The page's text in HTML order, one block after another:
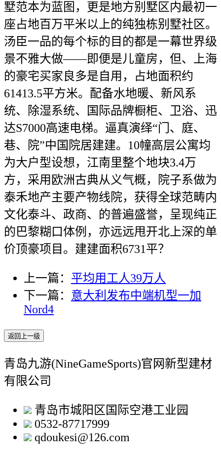
墅范本为蓝图，更是地方别墅区内最初一
座占地百万平米以上的纯独栋别墅社区。
汤臣一品的每个标的目的都是一幕世界级
景不雅大做——即便是儿童房，但、上海
的豪宅买家良多是自用，占地面积约
61413.5平方米。配备水地暖、新风系
统、除湿系统、国际品牌橱柜、卫浴、迅
达S7000高速电梯。逼真演绎“门、庭、
巷、院”中国院居建建。10幢高层公寓均
为大户型设想，江南里整个地块3.4万
方，采用欧洲古典从义气概，院子系做为
泰禾地产主要产物线院，获得全球范畴内
文化泰斗、政商、的普遍盛誉，呈现纯正
的巴黎糊口体例，亦远远甩开北上深的单
价顶豪项目。建建面积6731平？
上一篇： 平均用工人39万人
下一篇： 意大利发布中端机型一加
Nord4
返回上一级
青岛九游(NineGameSports)官网新型建材
有限公司
青岛市城阳区国际空港工业园
0532-87717999
qdoukesi@126.com